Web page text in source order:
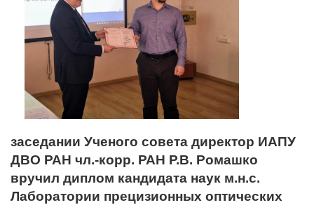
заседании Ученого совета директор ИАПУ
ДВО РАН чл.-корр. РАН Р.В. Ромашко
вручил диплом кандидата наук м.н.с.
Лаборатории прецизионных оптических